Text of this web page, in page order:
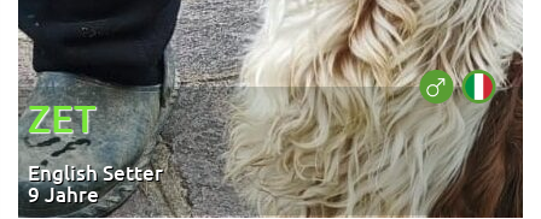
ZET
English Setter
9 Jahre